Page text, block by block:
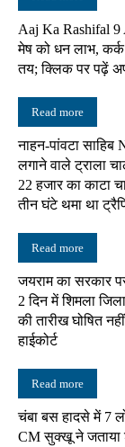
Aaj Ka Rashifal 9
मेष को धन लाभ,
तय; क्लिक पर पढ़ें
Read more
नाहन-पांवटा साहिब
लगाने वाले ट्राला
22 हजार का काटा
तीन घंटे थमा था
Read more
जयराम का सरकार
2 दिन में शिमला
की तारीख घोषित
हाईकोर्ट
Read more
चंबा बस हादसे में 7
CM सुक्खू ने जताया